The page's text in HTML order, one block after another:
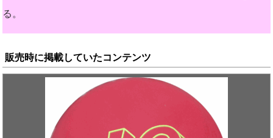
る。
販売時に掲載していたコンテンツ